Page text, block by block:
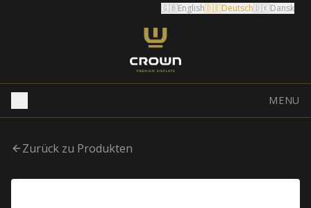
🇬🇧English🇩🇪Deutsch🇩🇰Dansk
MENU
Zurück zu Produkten